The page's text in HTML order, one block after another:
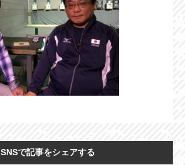
SNSで記事をシェアする